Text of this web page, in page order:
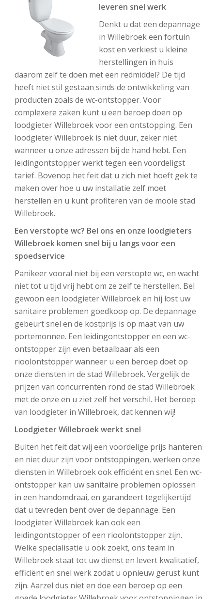
leveren snel werk
Denkt u dat een depannage
in Willebroek een fortuin
kost en verkiest u kleine
herstellingen in huis
daarom zelf te doen met een redmiddel? De tijd
heeft niet stil gestaan sinds de ontwikkeling van
producten zoals de wc-ontstopper. Voor
complexere zaken kunt u een beroep doen op
loodgieter Willebroek voor een ontstopping. Een
loodgieter Willebroek is niet duur, zeker niet
wanneer u onze adressen bij de hand hebt. Een
leidingontstopper werkt tegen een voordeligst
tarief. Bovenop het feit dat u zich niet hoeft gek te
maken over hoe u uw installatie zelf moet
herstellen en u kunt profiteren van de mooie stad
Willebroek.
Een verstopte wc? Bel ons en onze loodgieters
Willebroek komen snel bij u langs voor een
spoedservice
Panikeer vooral niet bij een verstopte wc, en wacht
niet tot u tijd vrij hebt om ze zelf te herstellen. Bel
gewoon een loodgieter Willebroek en hij lost uw
sanitaire problemen goedkoop op. De depannage
gebeurt snel en de kostprijs is op maat van uw
portemonnee. Een leidingontstopper en een wc-
ontstopper zijn even betaalbaar als een
rioolontstopper wanneer u een beroep doet op
onze diensten in de stad Willebroek. Vergelijk de
prijzen van concurrenten rond de stad Willebroek
met de onze en u ziet zelf het verschil. Het beroep
van loodgieter in Willebroek, dat kennen wij!
Loodgieter Willebroek werkt snel
Buiten het feit dat wij een voordelige prijs hanteren
en niet duur zijn voor ontstoppingen, werken onze
diensten in Willebroek ook efficiënt en snel. Een wc-
ontstopper kan uw sanitaire problemen oplossen
in een handomdraai, en garandeert tegelijkertijd
dat u tevreden bent over de depannage. Een
loodgieter Willebroek kan ook een
leidingontstopper of een rioolontstopper zijn.
Welke specialisatie u ook zoekt, ons team in
Willebroek staat tot uw dienst en levert kwalitatief,
efficiënt en snel werk zodat u opnieuw gerust kunt
zijn. Aarzel dus niet en doe een beroep op een